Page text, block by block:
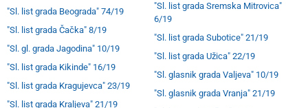
"Sl. list grada Beograda" 74/19
"Sl. list grada Čačka" 8/19
"Sl. gl. grada Jagodina" 10/19
"Sl. list grada Kikinde" 16/19
"Sl. list grada Kragujevca" 23/19
"Sl. list grada Kraljeva" 21/19
"Sl. list grada Sremska Mitrovica"
6/19
"Sl. list grada Subotice" 21/19
"Sl. list grada Užica" 22/19
"Sl. glasnik grada Valjeva" 10/19
"Sl. glasnik grada Vranja" 21/19